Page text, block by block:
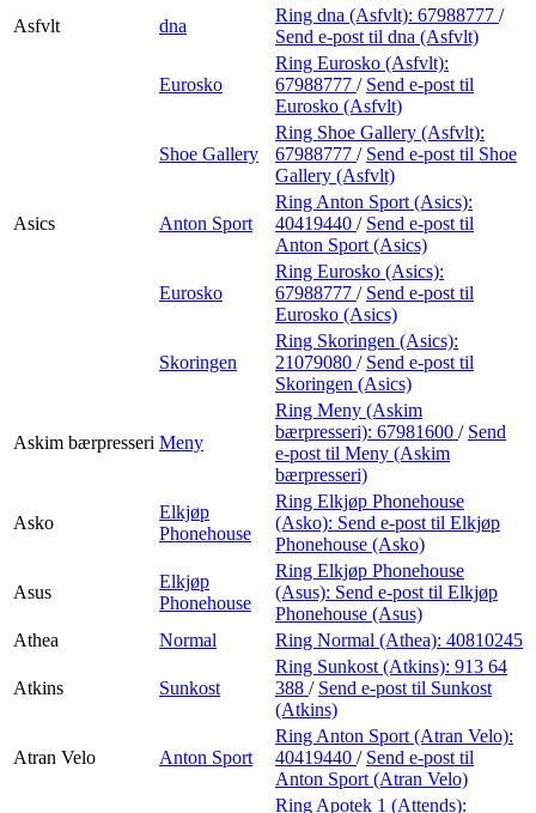
Asfvlt
dna
Ring dna (Asfvlt): 67988777 /
Send e-post til dna (Asfvlt)
Eurosko
Ring Eurosko (Asfvlt):
67988777 / Send e-post til
Eurosko (Asfvlt)
Shoe Gallery
Ring Shoe Gallery (Asfvlt):
67988777 / Send e-post til Shoe
Gallery (Asfvlt)
Asics Anton Sport
Ring Anton Sport (Asics):
40419440 / Send e-post til
Anton Sport (Asics)
Eurosko
Ring Eurosko (Asics):
67988777 / Send e-post til
Eurosko (Asics)
Skoringen
Ring Skoringen (Asics):
21079080 / Send e-post til
Skoringen (Asics)
Askim bærpresseri Meny
Ring Meny (Askim
bærpresseri): 67981600 / Send
e-post til Meny (Askim
bærpresseri)
Asko
Elkjøp
Phonehouse
Ring Elkjøp Phonehouse
(Asko): Send e-post til Elkjøp
Phonehouse (Asko)
Asus
Elkjøp
Phonehouse
Ring Elkjøp Phonehouse
(Asus): Send e-post til Elkjøp
Phonehouse (Asus)
Athea
Normal Ring Normal (Athea): 40810245
Atkins Sunkost
Ring Sunkost (Atkins): 913 64
388 / Send e-post til Sunkost
(Atkins)
Atran Velo Anton Sport
Ring Anton Sport (Atran Velo):
40419440 / Send e-post til
Anton Sport (Atran Velo)
Ring Apotek 1 (Attends):